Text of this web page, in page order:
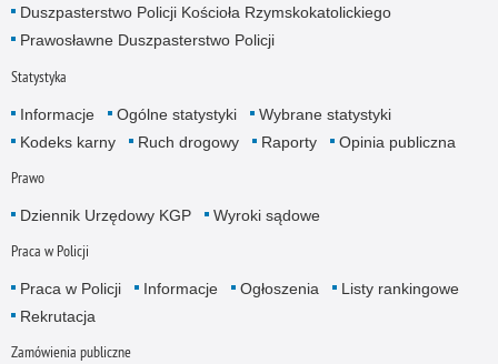
Duszpasterstwo Policji Kościoła Rzymskokatolickiego
Prawosławne Duszpasterstwo Policji
Statystyka
Informacje Ogólne statystyki
Wybrane statystyki
Kodeks karny
Ruch drogowy Raporty Opinia publiczna
Prawo
Dziennik Urzędowy KGP Wyroki sądowe
Praca w Policji
Praca w Policji Informacje Ogłoszenia
Listy rankingowe
Rekrutacja
Zamówienia publiczne